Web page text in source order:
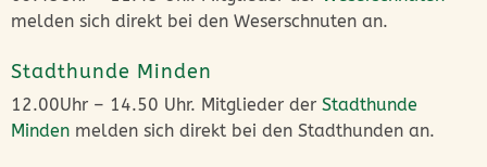
melden sich direkt bei den Weserschnuten an.
Stadthunde Minden
12.00Uhr – 14.50 Uhr. Mitglieder der Stadthunde
Minden melden sich direkt bei den Stadthunden an.